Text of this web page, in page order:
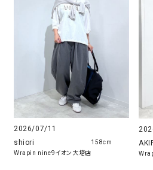
2026/07/11
shiori
Wrapin nine9イオン大塔店
158cm